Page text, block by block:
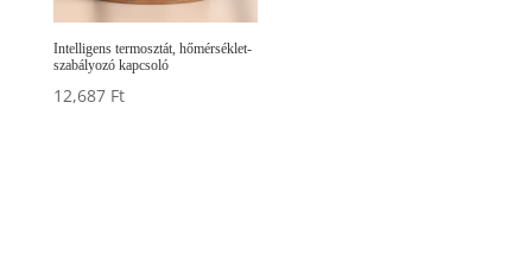
Intelligens termosztát, hőmérséklet-
szabályozó kapcsoló
12,687 Ft